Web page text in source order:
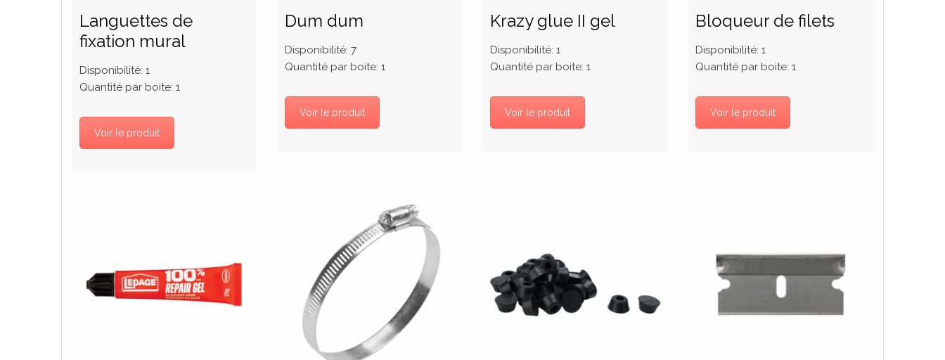
Languettes de
fixation mural
Disponibilité: 1
Quantité par boite: 1
Voir le produit
Dum dum
Disponibilité: 7
Quantité par boite: 1
Voir le produit
Krazy glue II gel
Disponibilité: 1
Quantité par boite: 1
Voir le produit
Bloqueur de filets
Disponibilité: 1
Quantité par boite: 1
Voir le produit